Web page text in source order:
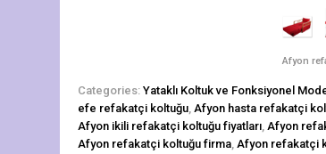
Afyon
Categories: Yataklı Koltuk ve Fonksiyonel
efe refakatçi koltuğu, Afyon hasta refakatçi
Afyon ikili refakatçi koltuğu fiyatları, Afyon
Afyon refakatçi koltuğu firma, Afyon refakatçi